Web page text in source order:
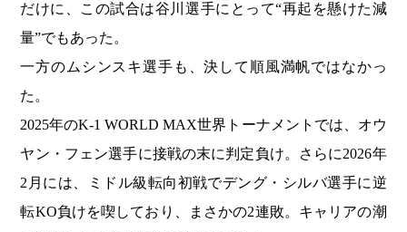
だけに、この試合は谷川選手にとって“再起を懸けた減
量”でもあった。
一方のムシンスキ選手も、決して順風満帆ではなかっ
た。
2025年のK-1 WORLD MAX世界トーナメントでは、オウ
ヤン・フェン選手に接戦の末に判定負け。さらに2026年
2月には、ミドル級転向初戦でデング・シルバ選手に逆
転KO負けを喫しており、まさかの2連敗。キャリアの潮